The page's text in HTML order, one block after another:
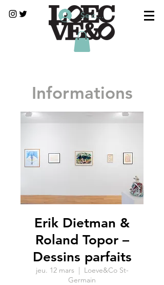
Se connecter
Informations
Erik Dietman &
Roland Topor –
Dessins parfaits
jeu. 12 mars
  |
Loeve&Co St-
Germain